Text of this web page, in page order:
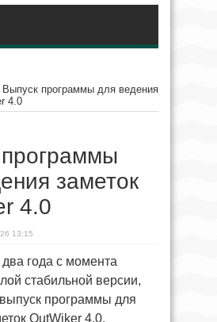
Выпуск программы для ведения
4.0
заметок
4.0
13:15
года с момента
стабильной версии,
программы для
OutWiker 4.0.